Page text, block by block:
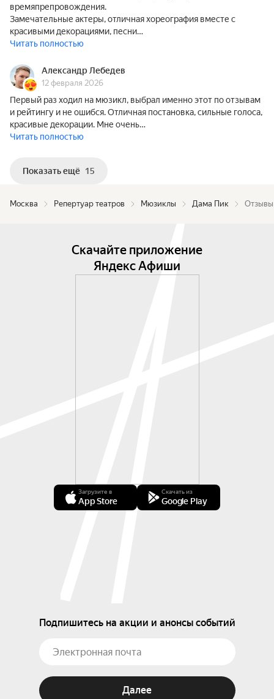
времяпрепровождения.
Замечательные актеры, отличная хореография вместе с
красивыми декорациями, песни…
Читать полностью
Александр Лебедев
12 февраля 2026
Первый раз ходил на мюзикл, выбрал именно этот по отзывам
и рейтингу и не ошибся. Отличная постановка, сильные голоса,
красивые декорации. Мне очень…
Читать полностью
Показать ещё 15
Москва Репертуар театров Мюзиклы Дама Пик Отзывы
Скачайте приложение
Яндекс Афиши
Загрузите в
App Store
Скачать из
Google Play
Подпишитесь на акции и анонсы событий
Далее